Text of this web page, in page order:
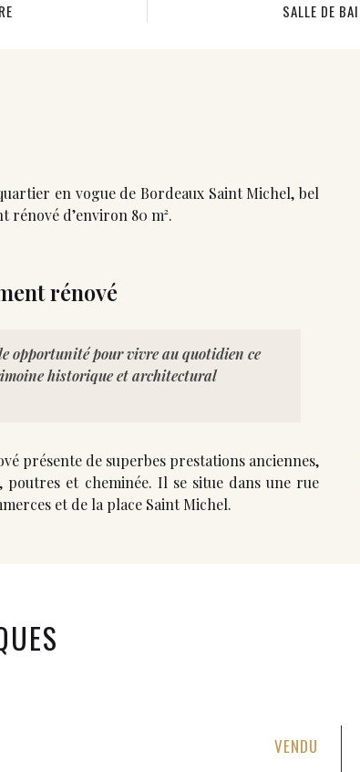
SALLE DE
en vogue de Bordeaux Saint Michel, bel
rénové d’environ 80 m².
rénové
opportunité pour vivre au quotidien ce
historique et architectural
présente de superbes prestations anciennes,
poutres et cheminée. Il se situe dans une rue
et de la place Saint Michel.
VENDU